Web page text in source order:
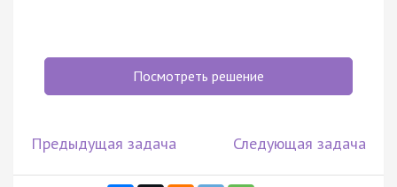
Посмотреть решение
Предыдущая задача Следующая задача